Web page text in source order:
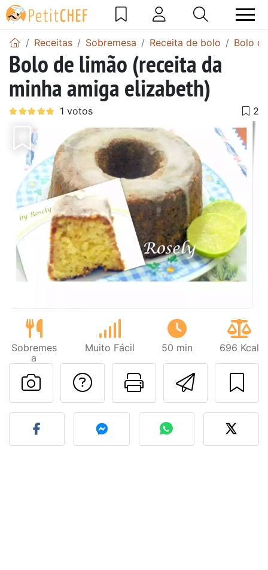
Receitas Sobremesa Receita de bolo Bolo
Bolo de limão (receita da
minha amiga elizabeth)
Sobremes
a
Muito Fácil 50 min 696 Kcal
Imprima
Falar com o autor
Fez esta receita?